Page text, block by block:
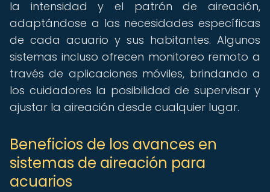
la intensidad y el patrón de aireación,
adaptándose a las necesidades específicas
de cada acuario y sus habitantes. Algunos
sistemas incluso ofrecen monitoreo remoto a
través de aplicaciones móviles, brindando a
los cuidadores la posibilidad de supervisar y
ajustar la aireación desde cualquier lugar.
Beneficios de los avances en
sistemas de aireación para
acuarios